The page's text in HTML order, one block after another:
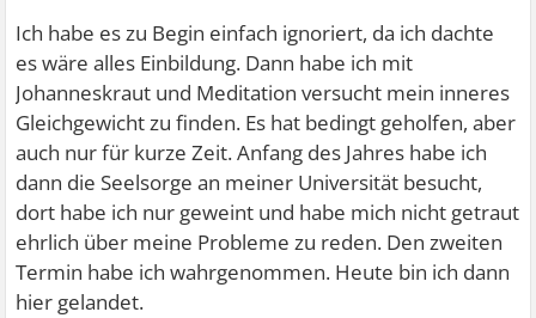
Ich habe es zu Begin einfach ignoriert, da ich dachte
es wäre alles Einbildung. Dann habe ich mit
Johanneskraut und Meditation versucht mein inneres
Gleichgewicht zu finden. Es hat bedingt geholfen, aber
auch nur für kurze Zeit. Anfang des Jahres habe ich
dann die Seelsorge an meiner Universität besucht,
dort habe ich nur geweint und habe mich nicht getraut
ehrlich über meine Probleme zu reden. Den zweiten
Termin habe ich wahrgenommen. Heute bin ich dann
hier gelandet.